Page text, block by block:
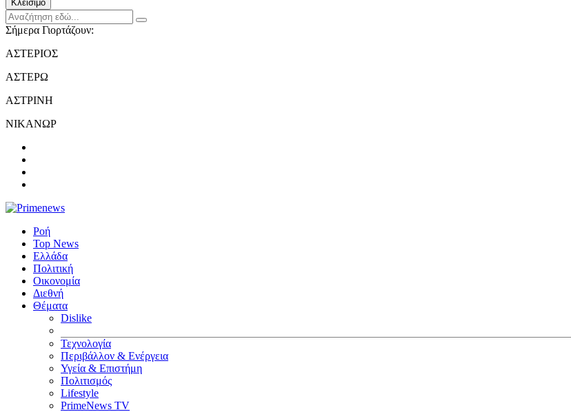
Κλείσιμο
Σήμερα Γιορτάζουν:
ΑΣΤΕΡΙΟΣ
ΑΣΤΕΡΩ
ΑΣΤΡΙΝΗ
ΝΙΚΑΝΩΡ
Ροή
Top News
Ελλάδα
Πολιτική
Οικονομία
Διεθνή
Θέματα
Dislike
Τεχνολογία
Περιβάλλον & Ενέργεια
Υγεία & Επιστήμη
Πολιτισμός
Lifestyle
PrimeNews TV